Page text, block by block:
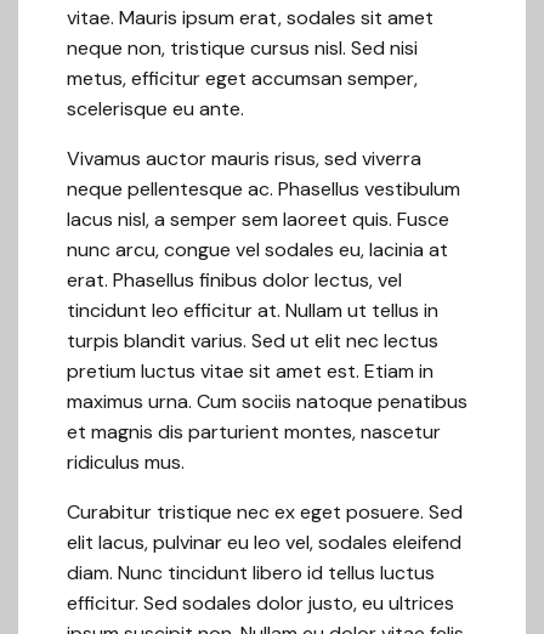
vitae. Mauris ipsum erat, sodales sit amet
neque non, tristique cursus nisl. Sed nisi
metus, efficitur eget accumsan semper,
scelerisque eu ante.
Vivamus auctor mauris risus, sed viverra
neque pellentesque ac. Phasellus vestibulum
lacus nisl, a semper sem laoreet quis. Fusce
nunc arcu, congue vel sodales eu, lacinia at
erat. Phasellus finibus dolor lectus, vel
tincidunt leo efficitur at. Nullam ut tellus in
turpis blandit varius. Sed ut elit nec lectus
pretium luctus vitae sit amet est. Etiam in
maximus urna. Cum sociis natoque penatibus
et magnis dis parturient montes, nascetur
ridiculus mus.
Curabitur tristique nec ex eget posuere. Sed
elit lacus, pulvinar eu leo vel, sodales eleifend
diam. Nunc tincidunt libero id tellus luctus
efficitur. Sed sodales dolor justo, eu ultrices